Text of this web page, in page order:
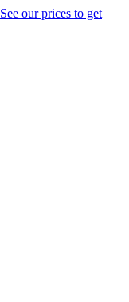
See our prices to get